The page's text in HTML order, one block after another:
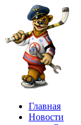
Главная
Новости